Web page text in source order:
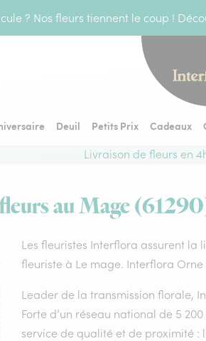
? Nos fleurs tiennent le coup !
Deuil Petits Prix Cadeaux
Livraison de fleurs en
au Mage
Les fleuristes Interflora assurent la
fleuriste à Le mage. Interflora
Leader de la transmission florale,
Forte d’un réseau national de 5
service de qualité et de proximité :